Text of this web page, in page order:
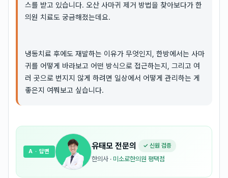
스를 받고 있습니다. 오산 사마귀 제거 방법을 찾아보다가 한
의원 치료도 궁금해졌는데요.
냉동치료 후에도 재발하는 이유가 무엇인지, 한방에서는 사마
귀를 어떻게 바라보고 어떤 방식으로 접근하는지, 그리고 여
러 곳으로 번지지 않게 하려면 일상에서 어떻게 관리하는 게
좋은지 여쭤보고 싶습니다.
유태모 전문의 ✓ 신원 검증
한의사 · 미소로한의원 평택점
A · 답변